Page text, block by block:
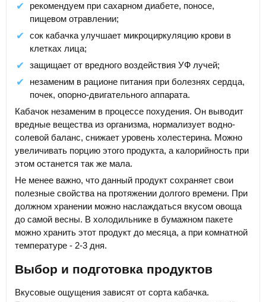
рекомендуем при сахарном диабете, поносе,
пищевом отравлении;
сок кабачка улучшает микроциркуляцию крови в
клетках лица;
защищает от вредного воздействия УФ лучей;
незаменим в рационе питания при болезнях сердца,
почек, опорно-двигательного аппарата.
Кабачок незаменим в процессе похудения. Он выводит
вредные вещества из организма, нормализует водно-
солевой баланс, снижает уровень холестерина. Можно
увеличивать порцию этого продукта, а калорийность при
этом останется так же мала.
Не менее важно, что данный продукт сохраняет свои
полезные свойства на протяжении долгого времени. При
должном хранении можно наслаждаться вкусом овоща
до самой весны. В холодильнике в бумажном пакете
можно хранить этот продукт до месяца, а при комнатной
температуре - 2-3 дня.
Выбор и подготовка продуктов
Вкусовые ощущения зависят от сорта кабачка.